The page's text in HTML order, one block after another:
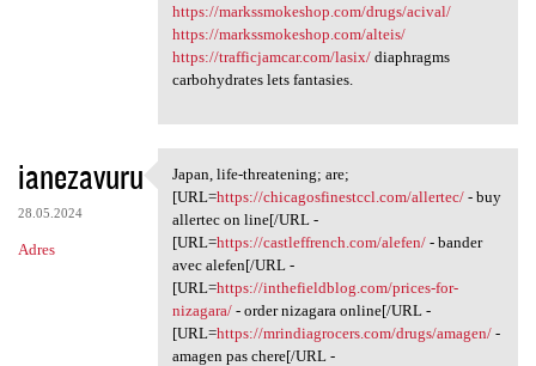
https://markssmokeshop.com/drugs/acival/
https://markssmokeshop.com/alteis/
https://trafficjamcar.com/lasix/diaphragms
carbohydrates lets fantasies.
ianezavuru
28.05.2024
Adres
Japan, life-threatening; are;
Japan, life-threatening; are;
[URL=https://chicagosfinestccl.com/allertec/- buy
allertec on line[/URL -
[URL=https://castleffrench.com/alefen/- bander
avec alefen[/URL -
[URL=https://inthefieldblog.com/prices-for-
nizagara/- order nizagara online[/URL -
[URL=https://mrindiagrocers.com/drugs/amagen/-
amagen pas chere[/URL -